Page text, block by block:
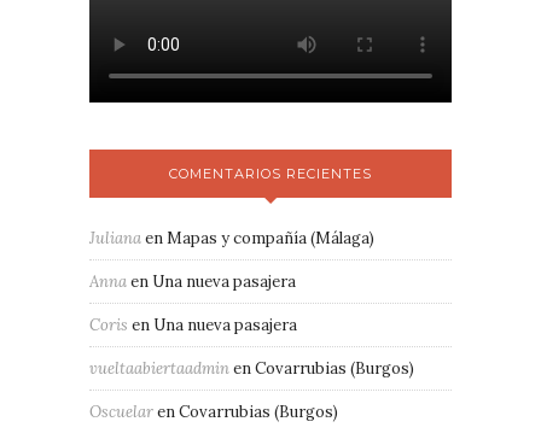
COMENTARIOS RECIENTES
JulianaenMapas y compañía (Málaga)
Annaen Una nueva pasajera
Coris en Una nueva pasajera
vueltaabiertaadminenCovarrubias (Burgos)
OscuelarenCovarrubias (Burgos)